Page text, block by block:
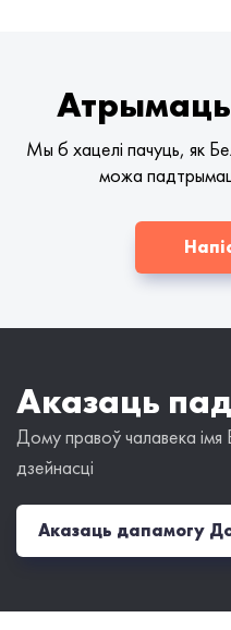
Мы б хацелі пачуць, як
можа
Аказаць
Дому правоў чалавека імя
дзейнасці
Аказаць дапамогу